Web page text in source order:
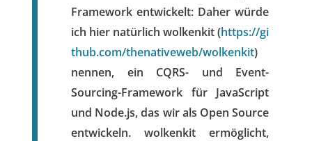
Framework entwickelt: Daher würde
ich hier natürlich wolkenkit (https://gi
thub.com/thenativeweb/wolkenkit)
nennen, ein CQRS- und Event-
Sourcing-Framework für JavaScript
und Node.js, das wir als Open Source
entwickeln. wolkenkit ermöglicht,